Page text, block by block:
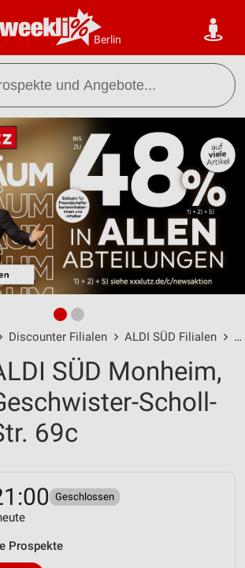
Berlin
Discounter Filialen ALDI SÜD Filialen
SÜD Monheim,
Scholl-
69c
Geschlossen
Prospekte